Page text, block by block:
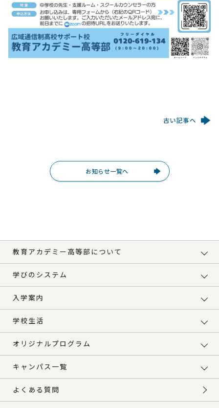
古い記事へ
お知らせ一覧へ
教育アカデミー高等部について
学びのシステム
入学案内
学校生活
オリジナルプログラム
キャンパス一覧
よくある質問